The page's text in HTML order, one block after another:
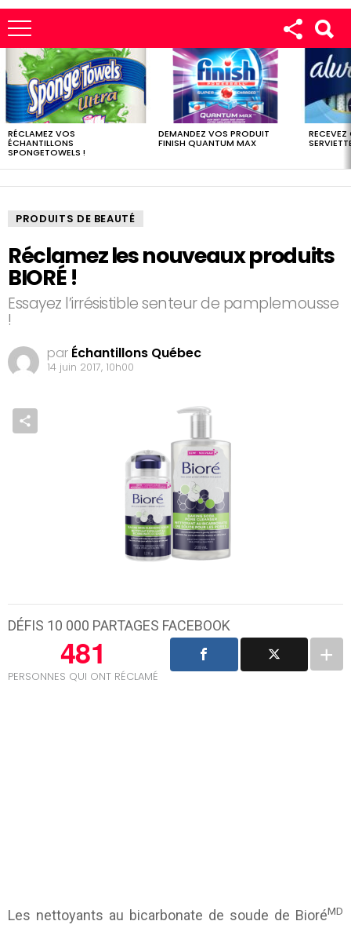
LES
DERNIERS
ÉCHANTILLONS
RÉCLAMEZ VOS
ÉCHANTILLONS
SPONGETOWELS !
DEMANDEZ VOS PRODUIT
FINISH QUANTUM MAX
PRODUITS DE BEAUTÉ
Réclamez les nouveaux produits
BIORÉ !
Essayez l’irrésistible senteur de pamplemousse
!
par Échantillons Québec
14 juin 2017, 10h00
DÉFIS 10 000 PARTAGES FACEBOOK
481
PERSONNES QUI ONT RÉCLAMÉ
Les nettoyants au bicarbonate de soude de BioréMD